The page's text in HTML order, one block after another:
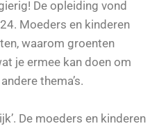
De opleiding vond
Moeders en kinderen
waarom groenten
je ermee kan doen om
thema’s.
De moeders en kinderen